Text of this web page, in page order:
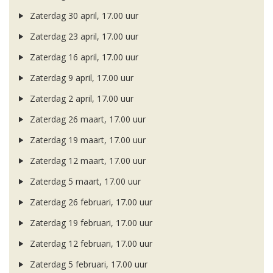
Zaterdag 30 april, 17.00 uur
Zaterdag 23 april, 17.00 uur
Zaterdag 16 april, 17.00 uur
Zaterdag 9 april, 17.00 uur
Zaterdag 2 april, 17.00 uur
Zaterdag 26 maart, 17.00 uur
Zaterdag 19 maart, 17.00 uur
Zaterdag 12 maart, 17.00 uur
Zaterdag 5 maart, 17.00 uur
Zaterdag 26 februari, 17.00 uur
Zaterdag 19 februari, 17.00 uur
Zaterdag 12 februari, 17.00 uur
Zaterdag 5 februari, 17.00 uur